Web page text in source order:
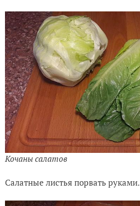
Кочаны салатов
Салатные листья порвать руками.